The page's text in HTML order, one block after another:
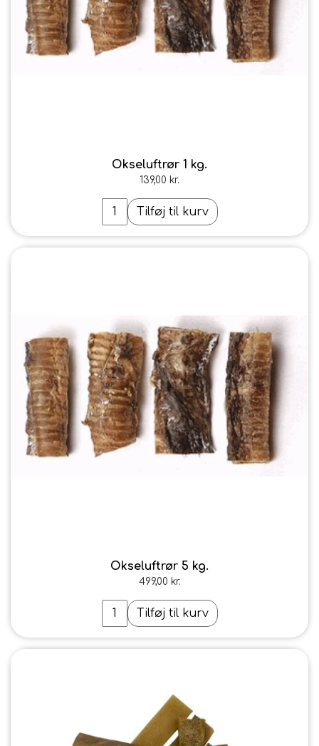
Okseluftrør 1 kg.
139,00 kr.
Tilføj til kurv
Okseluftrør 5 kg.
499,00 kr.
Tilføj til kurv